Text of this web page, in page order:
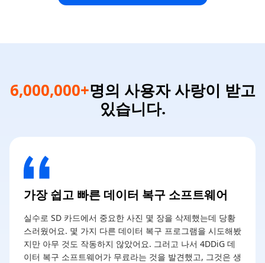
6,000,000+명의 사용자 사랑이 받고
있습니다.
가장 쉽고 빠른 데이터 복구 소프트웨어
실수로 SD 카드에서 중요한 사진 몇 장을 삭제했는데 당황
스러웠어요. 몇 가지 다른 데이터 복구 프로그램을 시도해봤
지만 아무 것도 작동하지 않았어요. 그러고 나서 4DDiG 데
이터 복구 소프트웨어가 무료라는 것을 발견했고, 그것은 생